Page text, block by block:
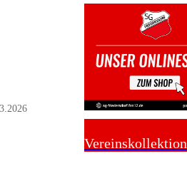
Vereinskollektion